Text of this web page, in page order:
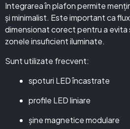
Integrarea în plafon permite
și minimalist. Este important ca
dimensionat corect pentru a evita
zonele insuficient iluminate.
Sunt utilizate frecvent:
spoturi LED încastrate
profile LED liniare
șine magnetice modulare